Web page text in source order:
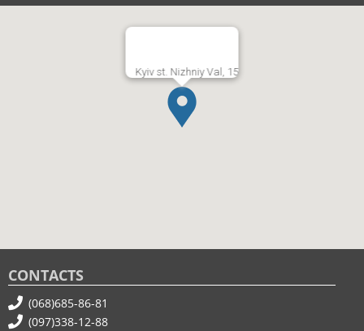
Kyiv st. Nizhniy Val, 15
CONTACTS
(068)685-86-81
(097)338-12-88